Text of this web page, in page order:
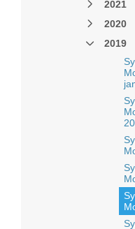
2021
2020
2019